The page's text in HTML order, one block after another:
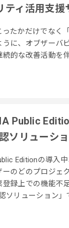
ティ活用支援
たかだけでなく
に、オブザーバ
続的な改善活動を
Public
ソリューシ
Editionの導入
のどのプロジェ
登録上での機能不
ソリューション」